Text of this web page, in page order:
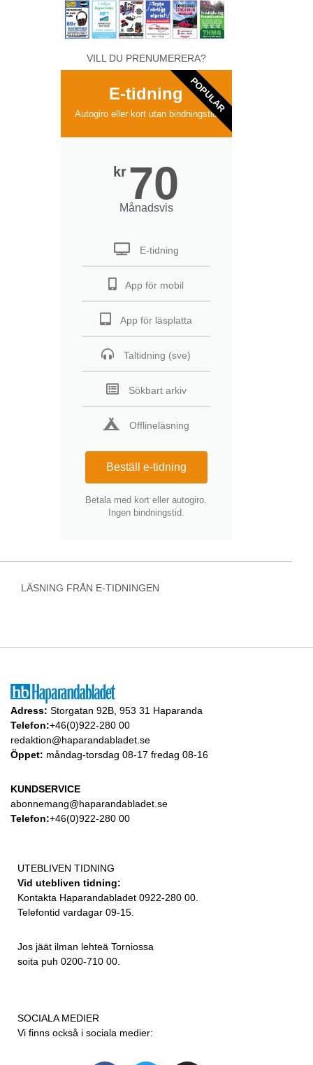
VILL DU PRENUMERERA?
E-tidning
Autogiro eller kort utan bindningstid
kr 70
Månadsvis
E-tidning
App för mobil
App för läsplatta
Taltidning (sve)
Sökbart arkiv
Offlineläsning
Beställ e-tidning
Betala med kort eller autogiro.
Ingen bindningstid.
POPULAR
LÄSNING FRÅN E-TIDNINGEN
Adress: Storgatan 92B, 953 31 Haparanda
Telefon:+46(0)922-280 00
redaktion@haparandabladet.se
Öppet: måndag-torsdag 08-17 fredag 08-16
KUNDSERVICE
abonnemang@haparandabladet.se
Telefon:+46(0)922-280 00
UTEBLIVEN TIDNING
Vid utebliven tidning:
Kontakta Haparandabladet 0922-280 00.
Telefontid vardagar 09-15.
Jos jäät ilman lehteä Torniossa
soita puh 0200-710 00.
SOCIALA MEDIER
Vi finns också i sociala medier: